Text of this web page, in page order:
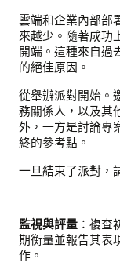
雲端和企業內部部
來越少。隨著成功
開端。這種來自過
的絕佳原因。
從舉辦派對開始。
務關係人，以及其
外，一方是討論專
終的參考點。
一旦結束了派對，
監視與評量 ：複
期衡量並報告其表
作。